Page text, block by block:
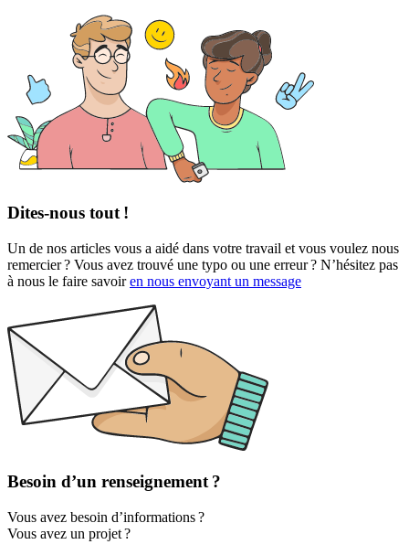
Dites-nous tout !
Un de nos articles vous a aidé dans votre travail et vous voulez nous
remercier ? Vous avez trouvé une typo ou une erreur ? N’hésitez pas
à nous le faire savoiren nous envoyant un message
Besoin d’un renseignement ?
Vous avez besoin d’informations ?
Vous avez un projet ?